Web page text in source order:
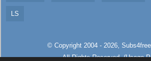
LS
© Copyright 2004 - 2026,
All Rights Reserved. (Usage